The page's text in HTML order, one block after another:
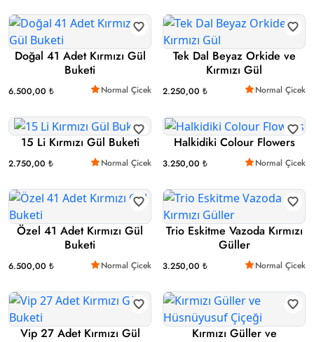
Doğal 41 Adet Kırmızı Gül
Buketi
6.500,00 ₺ Normal Çicek
Tek Dal Beyaz Orkide ve
Kırmızı Gül
2.250,00 ₺ Normal Çicek
15 Li Kırmızı Gül Buketi
2.750,00 ₺ Normal Çicek
Halkidiki Colour Flowers
3.250,00 ₺ Normal Çicek
Özel 41 Adet Kırmızı Gül
Buketi
6.500,00 ₺ Normal Çicek
Trio Eskitme Vazoda Kırmızı
Güller
3.250,00 ₺ Normal Çicek
Vip 27 Adet Kırmızı Gül
Kırmızı Güller ve